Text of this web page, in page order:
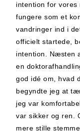
intention for
fungere som et
vandringer ind i
officielt startede,
intention. Næsten
en
god idé om, hvad
begyndte jeg at
jeg var
var sikker og ren.
mere stille